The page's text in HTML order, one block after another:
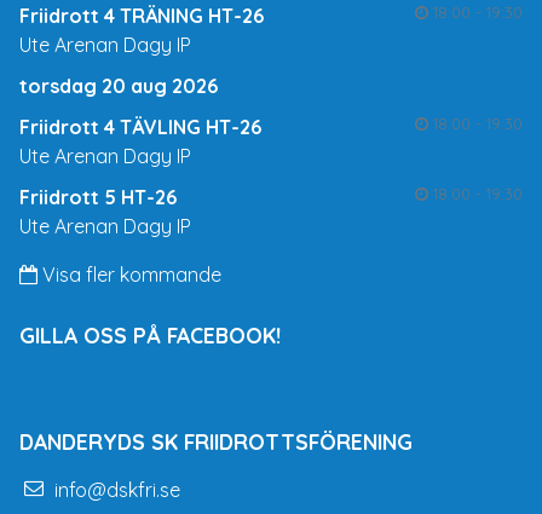
Friidrott 4 TRÄNING HT-26
18:00 - 19:30
Ute Arenan Dagy IP
torsdag 20 aug 2026
Friidrott 4 TÄVLING HT-26
18:00 - 19:30
Ute Arenan Dagy IP
Friidrott 5 HT-26
18:00 - 19:30
Ute Arenan Dagy IP
Visa fler kommande
GILLA OSS PÅ FACEBOOK!
DANDERYDS SK FRIIDROTTSFÖRENING
info@dskfri.se